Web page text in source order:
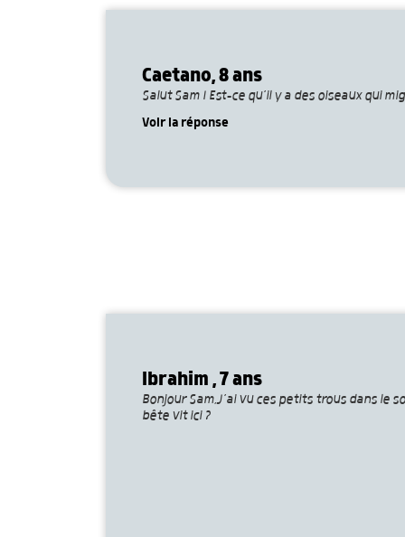
Caetano, 8 ans
Salut Sam ! Est-ce qu’il y a des oiseaux qui
Voir la réponse
Ibrahim , 7 ans
Bonjour Sam,J’ai vu ces petits trous dans le
bête vit ici ?